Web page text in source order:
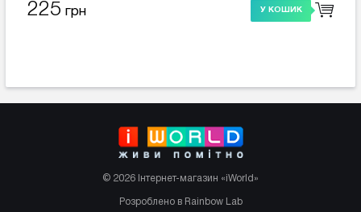
225 грн У КОШИК
© 2026 Інтернет-магазин «iWorld»
Розроблено в Rainbow Lab